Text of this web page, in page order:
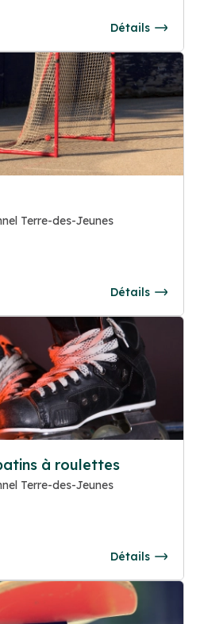
Détails
Terre-des-Jeunes
Détails
à roulettes
Terre-des-Jeunes
Détails